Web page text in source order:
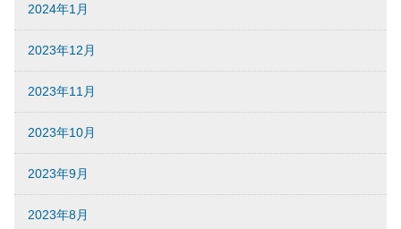
2024年1月
2023年12月
2023年11月
2023年10月
2023年9月
2023年8月